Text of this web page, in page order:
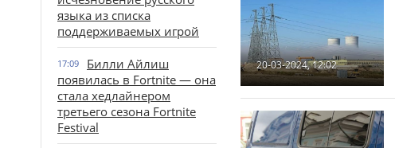
языка из списка
поддерживаемых игрой
17:09
Билли Айлиш
появилась в Fortnite — она
стала хедлайнером
третьего сезона Fortnite
Festival
20-03-2024, 12:02